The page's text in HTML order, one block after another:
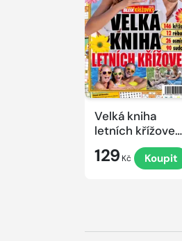
Velká kniha
letních křížovek
129 Kč Koupit